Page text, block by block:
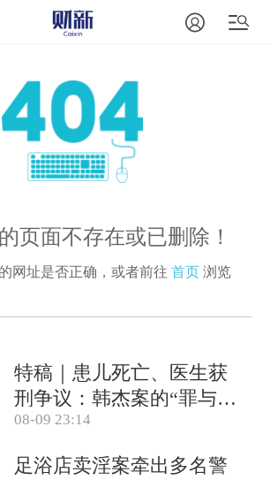
页面不存在或已删除！
网址是否正确，或者前往 首页 浏览
特稿｜患儿死亡、医生获
刑争议：韩杰案的“罪与
罚”
08-09 23:14
足浴店卖淫案牵出多名警